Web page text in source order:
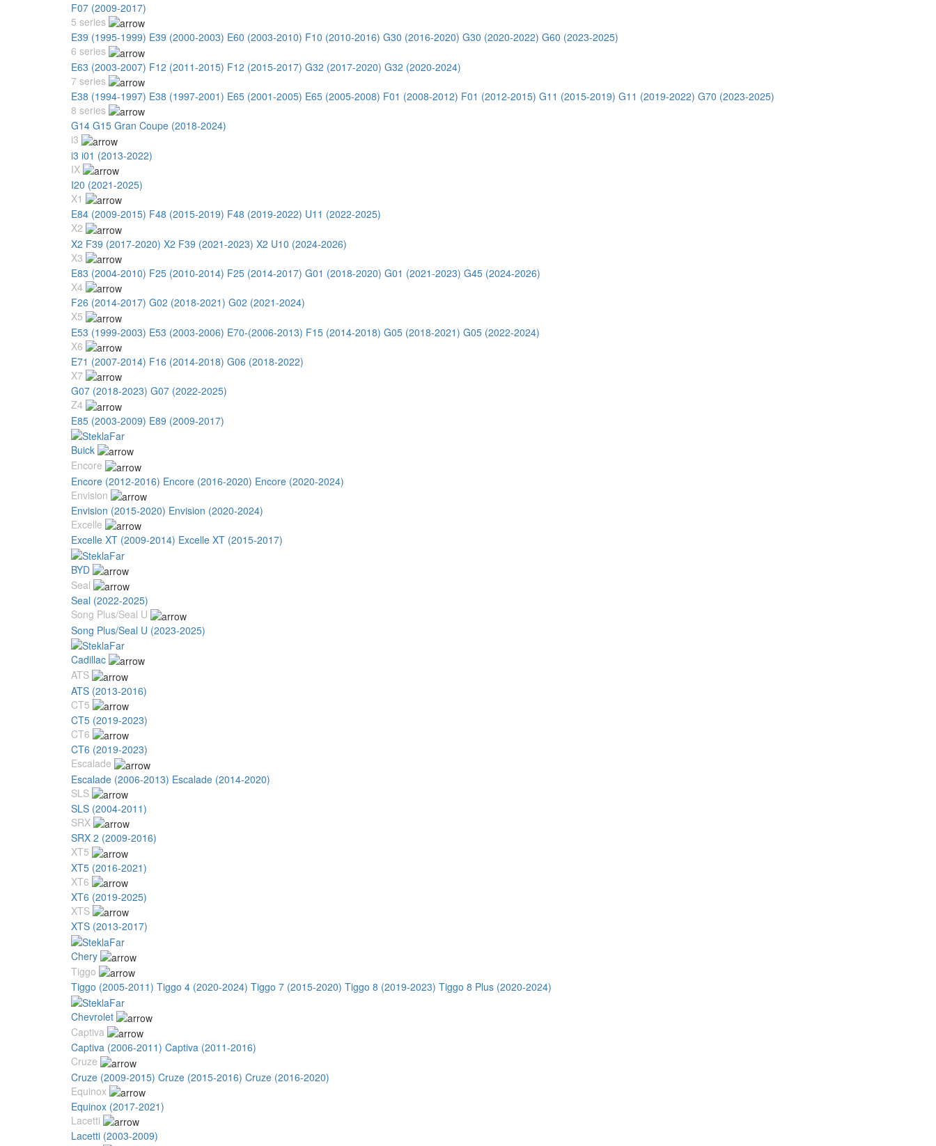
F07 (2009-2017)
5 series
E39 (1995-1999) E39 (2000-2003) E60 (2003-2010) F10 (2010-2016) G30 (2016-2020) G30 (2020-2022) G60 (2023-2025)
6 series
E63 (2003-2007) F12 (2011-2015) F12 (2015-2017) G32 (2017-2020) G32 (2020-2024)
7 series
E38 (1994-1997) E38 (1997-2001) E65 (2001-2005) E65 (2005-2008) F01 (2008-2012) F01 (2012-2015) G11 (2015-2019) G11 (2019-2022) G70 (2023-2025)
8 series
G14 G15 Gran Coupe (2018-2024)
i3
i3 i01 (2013-2022)
IX
I20 (2021-2025)
X1
E84 (2009-2015) F48 (2015-2019) F48 (2019-2022) U11 (2022-2025)
X2
X2 F39 (2017-2020) X2 F39 (2021-2023) X2 U10 (2024-2026)
X3
E83 (2004-2010) F25 (2010-2014) F25 (2014-2017) G01 (2018-2020) G01 (2021-2023) G45 (2024-2026)
X4
F26 (2014-2017) G02 (2018-2021) G02 (2021-2024)
X5
E53 (1999-2003) E53 (2003-2006) E70-(2006-2013) F15 (2014-2018) G05 (2018-2021) G05 (2022-2024)
X6
E71 (2007-2014) F16 (2014-2018) G06 (2018-2022)
X7
G07 (2018-2023) G07 (2022-2025)
Z4
E85 (2003-2009) E89 (2009-2017)
Buick
Encore
Encore (2012-2016) Encore (2016-2020) Encore (2020-2024)
Envision
Envision (2015-2020) Envision (2020-2024)
Excelle
Excelle XT (2009-2014) Excelle XT (2015-2017)
BYD
Seal
Seal (2022-2025)
Song Plus/Seal U
Song Plus/Seal U (2023-2025)
Cadillac
ATS
ATS (2013-2016)
CT5
CT5 (2019-2023)
CT6
CT6 (2019-2023)
Escalade
Escalade (2006-2013) Escalade (2014-2020)
SLS
SLS (2004-2011)
SRX
SRX 2 (2009-2016)
XT5
XT5 (2016-2021)
XT6
XT6 (2019-2025)
XTS
XTS (2013-2017)
Chery
Tiggo
Tiggo (2005-2011) Tiggo 4 (2020-2024) Tiggo 7 (2015-2020) Tiggo 8 (2019-2023) Tiggo 8 Plus (2020-2024)
Chevrolet
Captiva
Captiva (2006-2011) Captiva (2011-2016)
Cruze
Cruze (2009-2015) Cruze (2015-2016) Cruze (2016-2020)
Equinox
Equinox (2017-2021)
Lacetti
Lacetti (2003-2009)